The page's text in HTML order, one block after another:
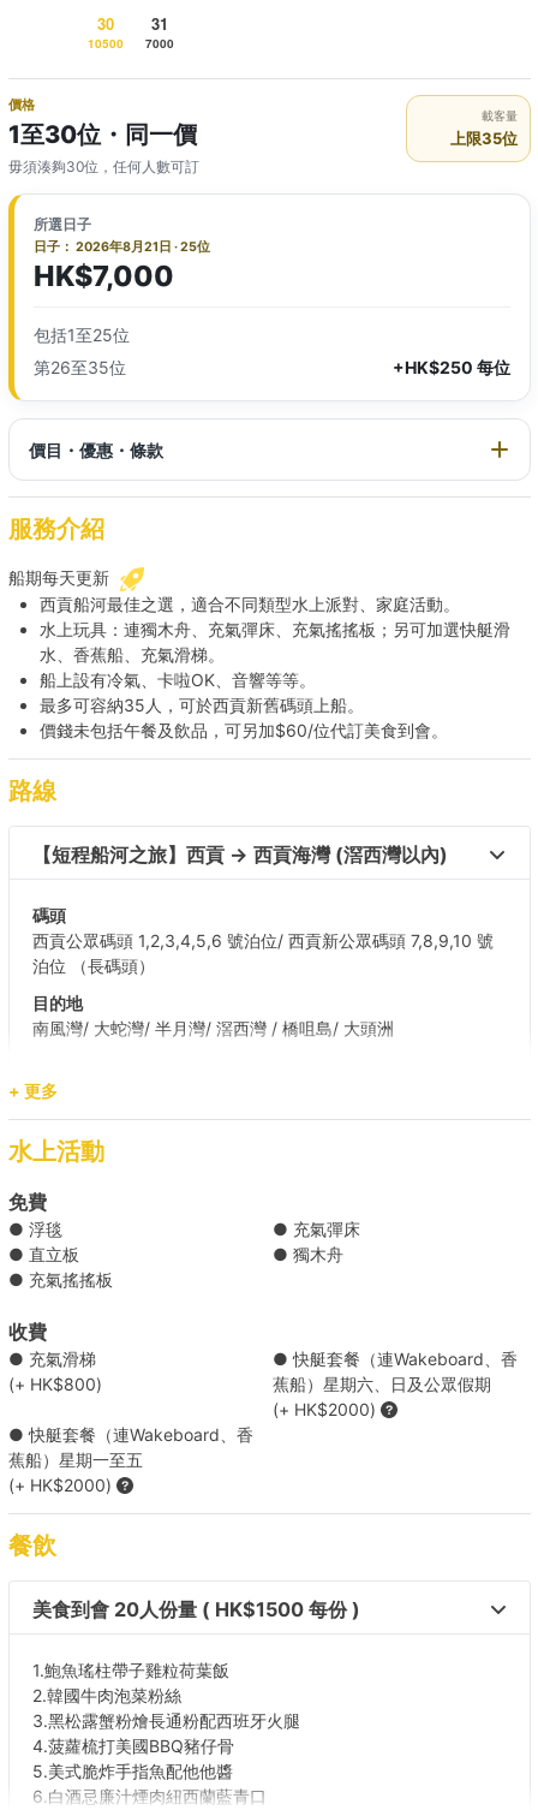
30
10500
31
7000
價格
1至30位・同一價
毋須湊夠30位，任何人數可訂
載客量
上限35位
所選日子
日子： 2026年8月21日 · 25位
HK$7,000
包括1至25位
第26至35位
+HK$250 每位
價目・優惠・條款
服務介紹
船期每天更新
西貢船河最佳之選，適合不同類型水上派對、家庭活動。
水上玩具：連獨木舟、充氣彈床、充氣搖搖板；另可加選快艇滑
水、香蕉船、充氣滑梯。
船上設有冷氣、卡啦OK、音響等等。
最多可容納35人，可於西貢新舊碼頭上船。
價錢未包括午餐及飲品，可另加$60/位代訂美食到會。
路線
【短程船河之旅】西貢 → 西貢海灣 (滘西灣以內)
碼頭
西貢公眾碼頭 1,2,3,4,5,6 號泊位/ 西貢新公眾碼頭 7,8,9,10 號
泊位 （長碼頭）
目的地
南風灣/ 大蛇灣/ 半月灣/ 滘西灣 / 橋咀島/ 大頭洲
【水上活動之選】西貢 → 甕缸灣
+ 更多
水上活動
免費
● 浮毯
● 充氣彈床
● 直立板
● 獨木舟
● 充氣搖搖板
收費
● 充氣滑梯
(+ HK$800)
● 快艇套餐（連Wakeboard、香
蕉船）星期六、日及公眾假期
(+ HK$2000)
● 快艇套餐（連Wakeboard、香
蕉船）星期一至五
(+ HK$2000)
餐飲
美食到會 20人份量 ( HK$1500 每份 )
1.鮑魚瑤柱帶子雞粒荷葉飯
2.韓國牛肉泡菜粉絲
3.黑松露蟹粉燴長通粉配西班牙火腿
4.菠蘿梳打美國BBQ豬仔骨
5.美式脆炸手指魚配他他醬
6.白酒忌廉汁煙肉紐西蘭藍青口